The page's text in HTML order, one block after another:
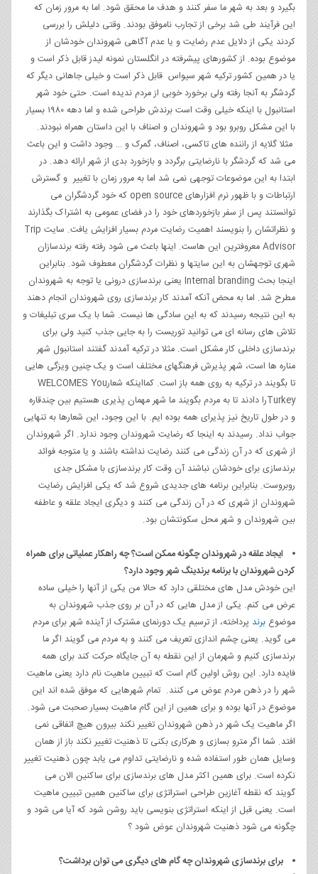
بگیرد و بعد به شهر ما سفر کنند و هدف ما محقق شود. اما به مرور زمان که
این فرآیند طی شد برخی از تجارب ناموفق بودند. وقتی دلیلش را بررسی
کردند یکی از دلایل عدم رضایت و یا عدم آگاهی شهروندان خودشان از
موضوع بوده. از کشورهای پیشرفته در انگلستان نمونه لیدز قابل ذکر است و
یا در همین کشور ترکیه شهر سیواس قابل ذکر است و خیلی جاهانی دیگر که
گردشگر به آنجا رفته ولی برخورد خوبی از مردم ندیده است. حتی خود شهر
استانبول با اینکه خیلی وقت است برندش طراحی شده و اما دهه ۱۹۸۰ بسیار
با این مشکل روبرو بود و شهروندان و اصناف با این داستان همراه نبودند.
مثلا گلایه از راننده های تاکسی، اصناف، گمرک و … وجود داشت و این باعث
می شد که گردشگر با نارضایتی برگردد و بازخورد بدی از شهر ارائه دهد. در
ابتدا به این موضوعات توجهی نمی شد اما به مرور زمان با تغییر و گسترش
ارتباطات و با ظهور نرم افزارهای open source که خود گردشگران می
توانستند پس از سفر بازخوردهای خود را در فضای عمومی به اشتراک بگذارند
و نظراتشان را بنویسند اهمیت رضایت مردم بسیار افزایش یافت. سایت Trip
Advisor معروفترین این هاست. اینها باعث می شود رفته رفته برندسازان
شهری توجهشان به این سایتها و نظرات گردشگران معطوف شود. بنابراین
اینجا بحث Internal branding یعنی برندسازی درونی یا توجه به شهروندان
مطرح شد. اما به محض آنکه آمدند کار برندسازی روی شهروندان انجام دهند
به این نتیجه رسیدند که به این سادگی ها نیست. شما با یک سری تبلیغات و
تلاش های رسانه ای می توانید توریست را به جایی جذب کنید ولی برای
برندسازی داخلی کار مشکل است. مثلا در ترکیه آمدند گفتند استانبول شهر
مناره ها است، شهر پذیرش فرهنگهای مختلف است و یک چنین ویزگی هایی
تا بگویند در ترکیه به روی همه باز است. کمااینکه شعارWELCOMES You
Turkeyرا دادند تا به مردم بگویند ما شهر مهمان پذیری هستیم بین چندقاره
و در طول تاریخ نیز پذیرای همه بوده ایم. با این وجود، این شعارها به تنهایی
جواب نداد. رسیدند به اینجا که رضایت شهروندان وجود ندارد. اگر شهروندان
از شهری که در آن زندگی می کنند رضایت نداشته باشند و یا متوجه فوائد
برندسازی برای خودشان نباشند آن وقت کار برندسازی با مشکل جدی
روبروست. بنابراین برنامه های جدیدی شروع شد که یکی افزایش رضایت
شهروندان از شهری که در آن زندگی می کنند و دیگری ایجاد علقه و عاطفه
بین شهروندان و شهر محل سکونتشان بود.
ایجاد علقه در شهروندان چگونه ممکن است؟ چه راهکار عملیاتی برای همراه
کردن شهروندان با برنامه برندینگ شهر وجود دارد؟
این خودش مدل های مختلقی دارد که حالا من یکی از آنها را خیلی ساده
عرض می کنم. یکی از مدل هایی که در آن بر روی جذب شهروندان به
موضوع برند پرداخته، از ترسیم یک دورنمای مشترک از آینده شهر برای مردم
می گوید. یعنی چشم اندازی تعریف می کنند و به مردم می گویند اگر ما
برندسازی کنیم و شهرمان از این نقطه به آن جایگاه حرکت کند برای همه
فایده دارد. این روش اولین گام است که تبیین ماهیت نام دارد یعنی ماهیت
شهر را در ذهن مردم عوض می کنند. تمام شهرهایی که موفق شده اند این
موضوع در آنها بوده و برای همین از این گام ماهیت بسیار صحبت می شود.
اگر ماهیت یک شهر در ذهن شهروندان تغییر نکند بیرون هیچ اتفاقی نمی
افتد. شما اگر مترو بسازی و هرکاری بکنی تا ذهنیت تغییر نکند باز از همان
وسایل همان طور استفاده شده و نارضایتی تداوم می یابد چون ذهنیت تغییر
نکرده است. برای همین اکثر مدل های برندسازی برای ساکنین الان می
گویند که نقطه آغازین طراحی استراتژی برای ساکنین همین تبیین ماهیت
است. یعنی قبل از اینکه استراتژی بنویسی باید روشن شود که آیا می شود و
چگونه می شود ذهنیت شهروندان عوض شود ؟
برای برندسازی شهروندان چه گام های دیگری می توان برداشت؟